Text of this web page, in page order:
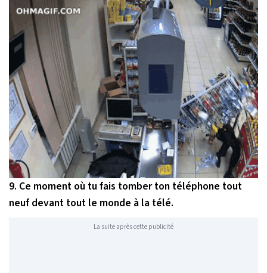
9. Ce moment où tu fais tomber ton téléphone tout
neuf devant tout le monde à la télé.
La suite après cette publicité